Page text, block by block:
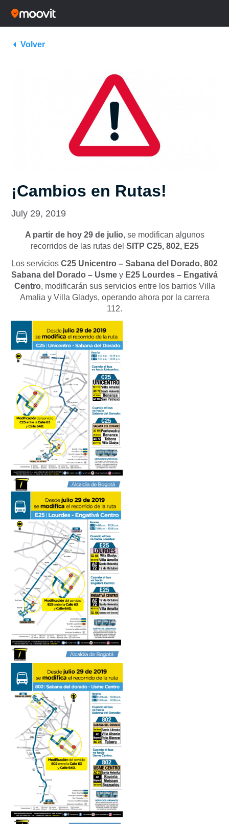
Volver
¡Cambios en Rutas!
July 29, 2019
A partir de hoy 29 de julio, se modifican algunos
recorridos de las rutas del SITP C25, 802, E25
Los servicios C25 Unicentro – Sabana del Dorado, 802
Sabana del Dorado – Usme y E25 Lourdes – Engativá
Centro, modificarán sus servicios entre los barrios Villa
Amalia y Villa Gladys, operando ahora por la carrera
112.